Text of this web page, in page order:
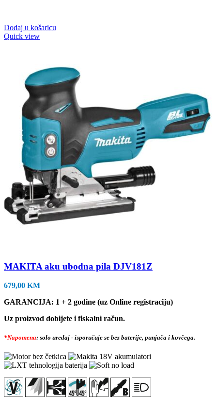
Dodaj u košaricu
Quick view
MAKITA aku ubodna pila DJV181Z
679,00 KM
GARANCIJA: 1 + 2 godine (uz Online registraciju)
Uz proizvod dobijete i fiskalni račun.
*Napomena: solo uređaj - isporučuje se bez baterije, punjača i kovčega.